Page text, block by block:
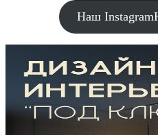
Наш Instagram